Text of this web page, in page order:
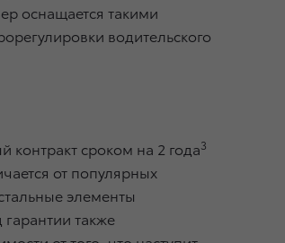
оснащается такими
водительского
контракт сроком на 2 года3
от популярных
элементы
также